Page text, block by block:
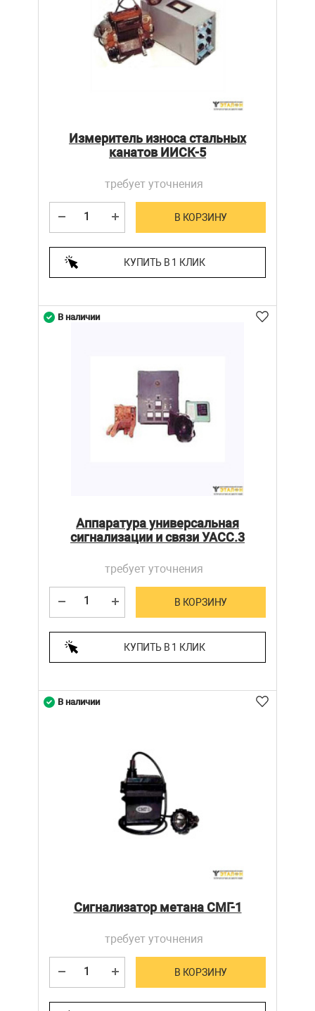
Измеритель износа стальных
канатов ИИСК-5
требует уточнения
В КОРЗИНУ
КУПИТЬ В 1 КЛИК
Аппаратура универсальная
сигнализации и связи УАСС.3
требует уточнения
В КОРЗИНУ
КУПИТЬ В 1 КЛИК
В наличии
Сигнализатор метана СМГ-1
требует уточнения
В КОРЗИНУ
В наличии